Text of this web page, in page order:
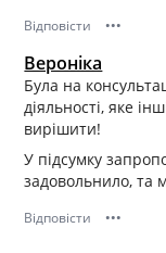
Відповісти •••
Вероніка
Була на
дiяльності, яке
вирішити!
У підсумку
задовольнило, та
Відповісти •••